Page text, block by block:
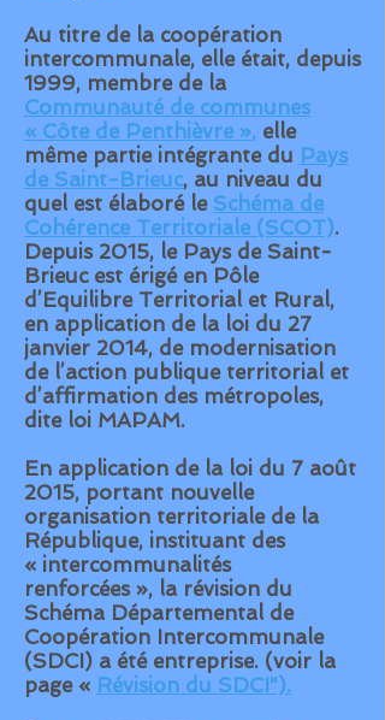
Au titre de la coopération
intercommunale, elle était, depuis
1999, membre de la
Communauté de communes
« Côte de Penthièvre », elle
même partie intégrante du Pays
de Saint-Brieuc, au niveau du
quel est élaboré le Schéma de
Cohérence Territoriale (SCOT).
Depuis 2015, le Pays de Saint-
Brieuc est érigé en Pôle
d’Equilibre Territorial et Rural,
en application de la loi du 27
janvier 2014, de modernisation
de l’action publique territorial et
d’affirmation des métropoles,
dite loi MAPAM.
En application de la loi du 7 août
2015, portant nouvelle
organisation territoriale de la
République, instituant des
« intercommunalités
renforcées», la révision du
Schéma Départemental de
Coopération Intercommunale
(SDCI) a été entreprise. (voir la
page « Révision du SDCI").